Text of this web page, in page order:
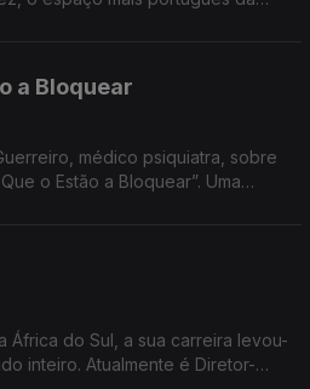
a Bloquear
médico psiquiatra, sobre
o Estão a Bloquear”. Uma
África do Sul, a sua carreira levou-
inteiro. Atualmente é Diretor-